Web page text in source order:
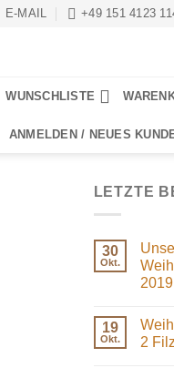
E-MAIL +49 151 4123
WUNSCHLISTE
ANMELDEN / NEUES
LETZTE
30
Okt.
zu
Unsere
19
Okt.
2